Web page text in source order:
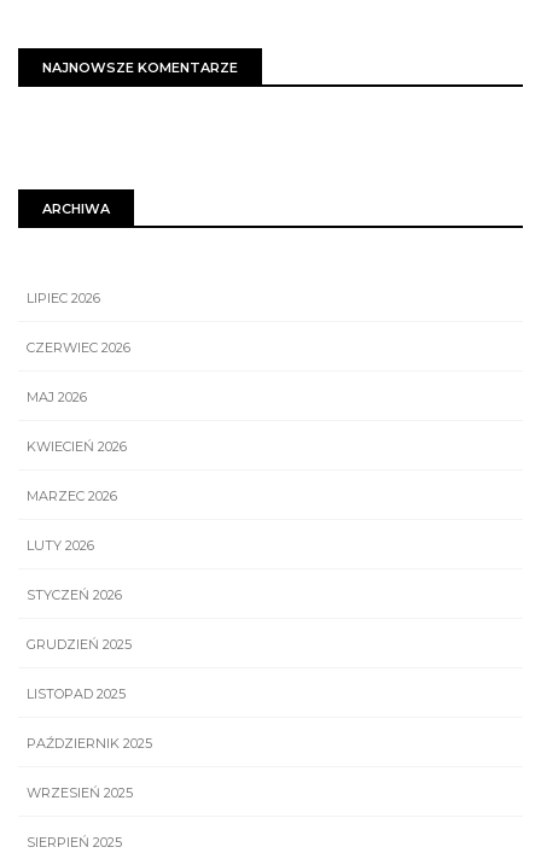
NAJNOWSZE KOMENTARZE
ARCHIWA
LIPIEC 2026
CZERWIEC 2026
MAJ 2026
KWIECIEŃ 2026
MARZEC 2026
LUTY 2026
STYCZEŃ 2026
GRUDZIEŃ 2025
LISTOPAD 2025
PAŹDZIERNIK 2025
WRZESIEŃ 2025
SIERPIEŃ 2025